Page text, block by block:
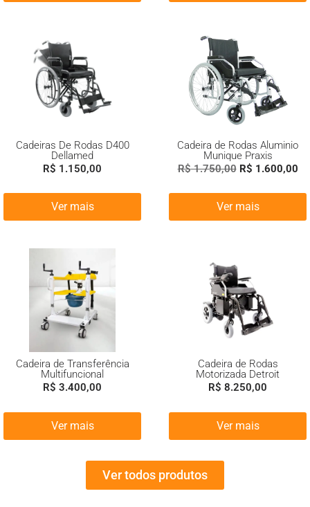
Cadeiras De Rodas D400
Dellamed
R$ 1.150,00
Ver mais
Cadeira de Rodas Aluminio
Munique Praxis
R$1.750,00 R$ 1.600,00
Ver mais
Cadeira de Transferência
Multifuncional
R$ 3.400,00
Ver mais
Cadeira de Rodas
Motorizada Detroit
R$ 8.250,00
Ver mais
Ver todos produtos